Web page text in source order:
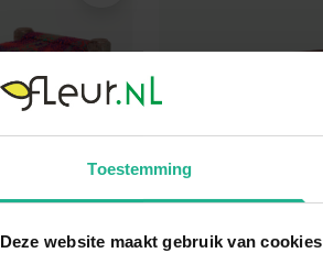
Toestemming
Deze website maakt gebruik van cookies